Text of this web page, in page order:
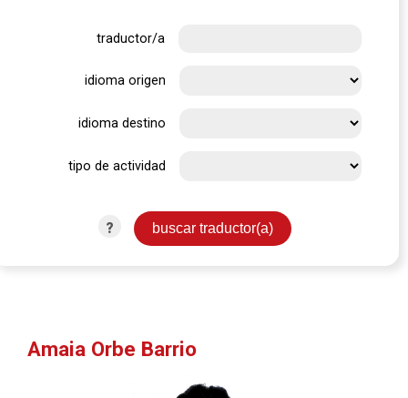
traductor/a
idioma origen
idioma destino
tipo de actividad
?
Amaia Orbe Barrio